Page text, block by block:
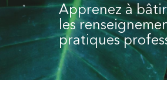
Apprenez à
les
pratiques